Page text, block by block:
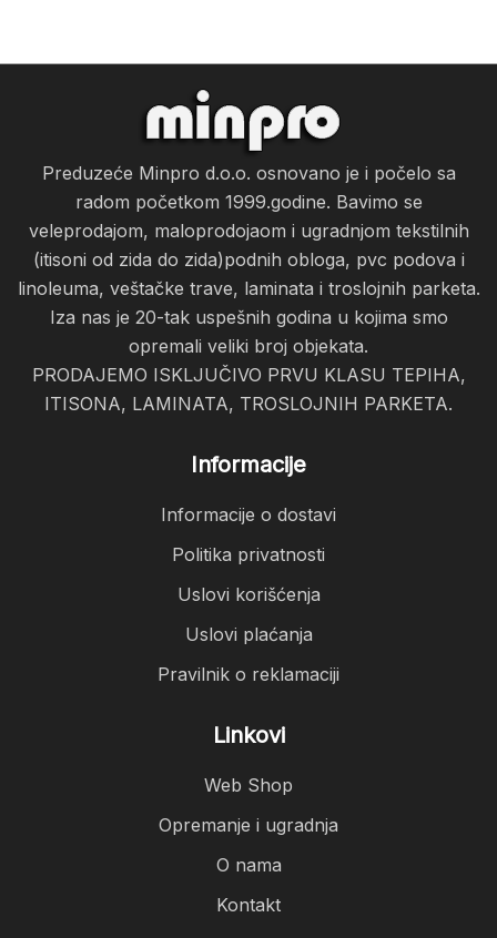
Preduzeće Minpro d.o.o. osnovano je i počelo sa
radom početkom 1999.godine. Bavimo se
veleprodajom, maloprodojaom i ugradnjom tekstilnih
(itisoni od zida do zida)podnih obloga, pvc podova i
linoleuma, veštačke trave, laminata i troslojnih parketa.
Iza nas je 20-tak uspešnih godina u kojima smo
opremali veliki broj objekata.
PRODAJEMO ISKLJUČIVO PRVU KLASU TEPIHA,
ITISONA, LAMINATA, TROSLOJNIH PARKETA.
Informacije
Informacije o dostavi
Politika privatnosti
Uslovi korišćenja
Uslovi plaćanja
Pravilnik o reklamaciji
Linkovi
Web Shop
Opremanje i ugradnja
O nama
Kontakt